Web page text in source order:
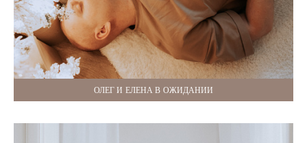
ОЛЕГ И ЕЛЕНА В ОЖИДАНИИ